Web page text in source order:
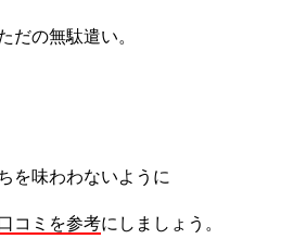
だの無駄遣い。
を味わわないように
コミを参考にしましょう。